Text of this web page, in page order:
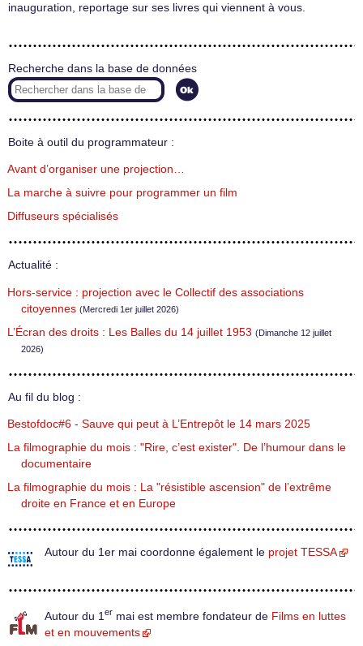
inauguration, reportage sur ses livres qui viennent à vous.
Recherche dans la base de données
Boite à outil du programmateur :
Avant d’organiser une projection…
La marche à suivre pour programmer un film
Diffuseurs spécialisés
Actualité :
Hors-service : projection avec le Collectif des associations
citoyennes (Mercredi 1er juillet 2026)
L’Écran des droits : Les Balles du 14 juillet 1953 (Dimanche 12 juillet
2026)
Au fil du blog :
Bestofdoc#6 - Sauve qui peut à L’Entrepôt le 14 mars 2025
La filmographie du mois : "Rire, c’est exister". De l’humour dans le
documentaire
La filmographie du mois : La "résistible ascension" de l’extrême
droite en France et en Europe
Autour du 1er mai coordonne également le projet TESSA
Autour du 1 er mai est membre fondateur de Films en luttes
et en mouvements